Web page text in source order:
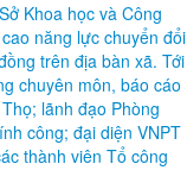
Khoa học và Công
năng lực chuyển đổi
trên địa bàn xã. Tới
chuyên môn, báo cáo
lãnh đạo Phòng
công; đại diện VNPT
thành viên Tổ công